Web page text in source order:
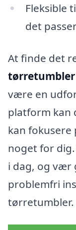
Fleksible
det
At finde det
være en
platform kan
kan
noget for
i dag, og vær
problemfri
tørretumbler.